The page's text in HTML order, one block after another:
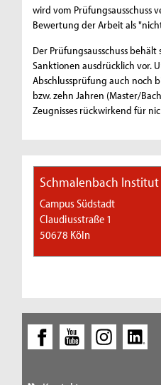
wird vom Prüfungsausschuss
Bewertung der Arbeit als
Der Prüfungsausschuss
Sanktionen ausdrücklich vor.
Abschlussprüfung auch noch
bzw. zehn Jahren (Master/
Zeugnisses rückwirkend für
Schmalenbach Institut
Campus Südstadt
Claudiusstraße 1
50678 Köln